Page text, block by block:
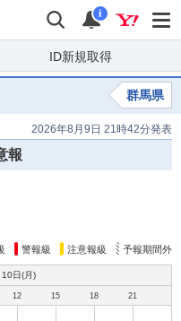
検索 通知
i
ID新規取得
群馬県
2026年8月9日 21時42分発表
報
警報級 注意報級 予報期間外
10日(月)
12 15 18 21